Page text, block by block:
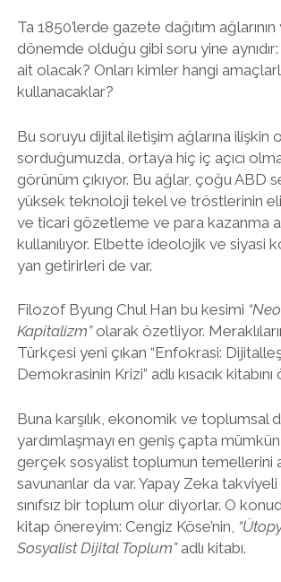
Ta 1850’lerde gazete dağıtım ağlarının
dönemde olduğu gibi soru yine
ait olacak? Onları kimler hangi
kullanacaklar?
Bu soruyu dijital iletişim ağlarına ilişkin
sorduğumuzda, ortaya hiç iç açıcı
görünüm çıkıyor. Bu ağlar, çoğu ABD
yüksek teknoloji tekel ve tröstlerinin
ve ticari gözetleme ve para kazanma
kullanılıyor. Elbette ideolojik ve siyasi
yan getirirleri de var.
Filozof Byung Chul Han bu kesimi
Kapitalizm”olarak özetliyor.
Türkçesi yeni çıkan “Enfokrasi:
Demokrasinin Krizi” adlı kısacık
Buna karşılık, ekonomik ve toplumsal
yardımlaşmayı en geniş çapta mümkün
gerçek sosyalist toplumun temellerini
savunanlar da var. Yapay Zeka
sınıfsız bir toplum olur diyorlar. O
kitap önereyim: Cengiz Köse’nin,
Sosyalist Dijital Toplum”adlı kitabı.